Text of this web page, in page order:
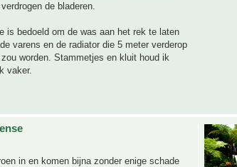
de bladeren.
is bedoeld om de was aan het rek te laten
varens en de radiator die 5 meter verderop
worden. Stammetjes en kluit houd ik
vaker.
in en komen bijna zonder enige schade